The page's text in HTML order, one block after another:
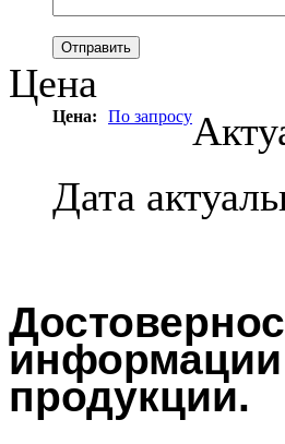
Цена
Цена: По запросу
Дата
информации
продукции.